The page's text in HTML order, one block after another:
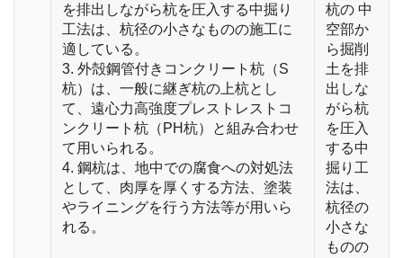
を排出しながら杭を圧入する中掘り
工法は、杭径の小さなものの施工に
適している。
3. 外殻鋼管付きコンクリート杭（S
杭）は、一般に継ぎ杭の上杭とし
て、遠心力高強度プレストレストコ
ンクリート杭（PH杭）と組み合わせ
て用いられる。
4. 鋼杭は、地中での腐食への対処法
として、肉厚を厚くする方法、塗装
やライニングを行う方法等が用いら
れる。
杭の 中
空部か
ら掘削
土を排
出しな
がら杭
を圧入
する中
掘り工
法は、
杭径の
小さな
ものの